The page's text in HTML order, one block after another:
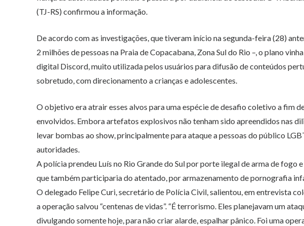
(TJ-RS) confirmou a informação.
De acordo com as investigações, que tiveram início na segunda-feira (28)
2 milhões de pessoas na Praia de Copacabana, Zona Sul do Rio –, o plano
digital Discord, muito utilizada pelos usuários para difusão de conteúdos
sobretudo, com direcionamento a crianças e adolescentes.
O objetivo era atrair esses alvos para uma espécie de desafio coletivo a fim
envolvidos. Embora artefatos explosivos não tenham sido apreendidos nas
levar bombas ao show, principalmente para ataque a pessoas do público
autoridades.
A polícia prendeu Luís no Rio Grande do Sul por porte ilegal de arma de fogo
que também participaria do atentado, por armazenamento de pornografia
O delegado Felipe Curi, secretário de Polícia Civil, salientou,em entrevista
a operação salvou “centenas de vidas”. “É terrorismo. Eles planejavam um
divulgando somente hoje, para não criar alarde, espalhar pânico. Foi uma